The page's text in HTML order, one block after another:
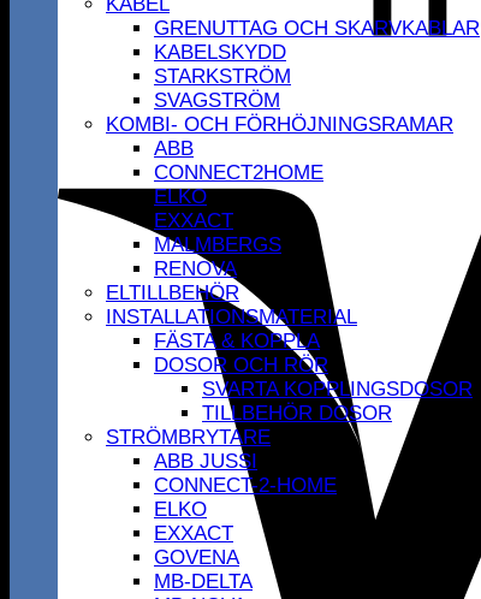
GRENUTTAG OCH SKARVKABLAR
KABELSKYDD
STARKSTRÖM
SVAGSTRÖM
KOMBI- OCH FÖRHÖJNINGSRAMAR
ABB
CONNECT2HOME
ELKO
EXXACT
MALMBERGS
RENOVA
ELTILLBEHÖR
INSTALLATIONSMATERIAL
FÄSTA & KOPPLA
DOSOR OCH RÖR
SVARTA KOPPLINGSDOSOR
TILLBEHÖR DOSOR
STRÖMBRYTARE
ABB JUSSI
CONNECT-2-HOME
ELKO
EXXACT
GOVENA
MB-DELTA